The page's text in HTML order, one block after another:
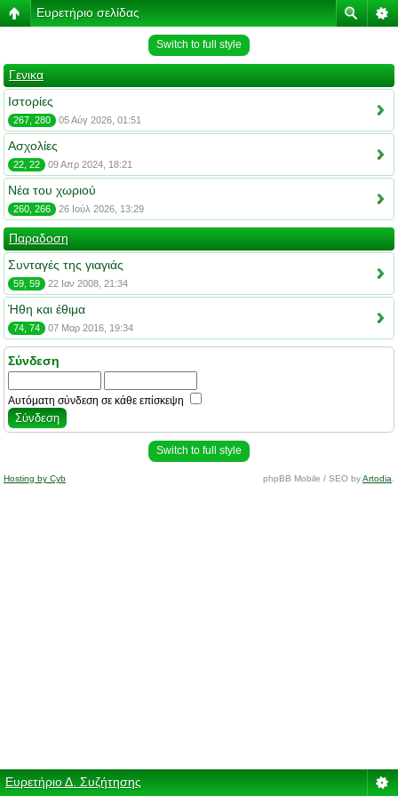
Ευρετήριο σελίδας
Switch to full style
Γενικα
Ιστορίες
267, 280 05 Αύγ 2026, 01:51
Ασχολίες
22, 22 09 Απρ 2024, 18:21
Νέα του χωριού
260, 266 26 Ιούλ 2026, 13:29
Παραδοση
Συνταγές της γιαγιάς
59, 59 22 Ιαν 2008, 21:34
Ήθη και έθιμα
74, 74 07 Μαρ 2016, 19:34
Σύνδεση
Αυτόματη σύνδεση σε κάθε επίσκεψη
Switch to full style
Hosting by Cyb phpBB Mobile / SEO byArtodia
Ευρετήριο Δ. Συζήτησης